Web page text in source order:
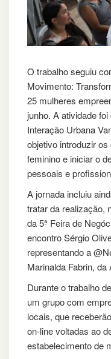
O trabalho seguiu
Movimento:
25 mulheres
junho. A atividade
Interação Urbana
objetivo introduzir
feminino e iniciar o
pessoais e
A jornada incluiu
tratar da realização,
da 5ª Feira de
encontro Sérgio
representando a
Marinalda Fabrin, da
Durante o trabalho
um grupo com
locais, que
on-line voltadas ao
estabelecimento de